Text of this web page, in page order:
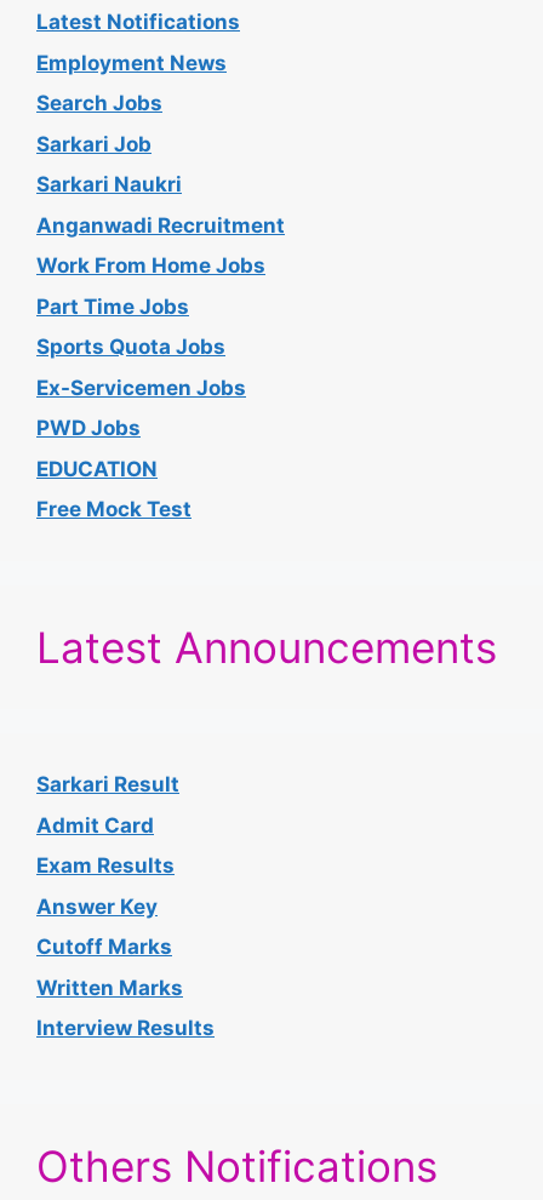
Latest Notifications
Employment News
Search Jobs
Sarkari Job
Sarkari Naukri
Anganwadi Recruitment
Work From Home Jobs
Part Time Jobs
Sports Quota Jobs
Ex-Servicemen Jobs
PWD Jobs
EDUCATION
Free Mock Test
Latest Announcements
Sarkari Result
Admit Card
Exam Results
Answer Key
Cutoff Marks
Written Marks
Interview Results
Others Notifications